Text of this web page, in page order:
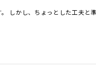
しかし、ちょっとした工夫と